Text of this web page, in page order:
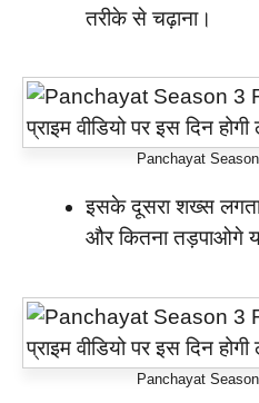
तरीके से चढ़ाना।
Panchayat
इसके दूसरा शख्स लगता
और कितना तड़पाओगे
Panchayat